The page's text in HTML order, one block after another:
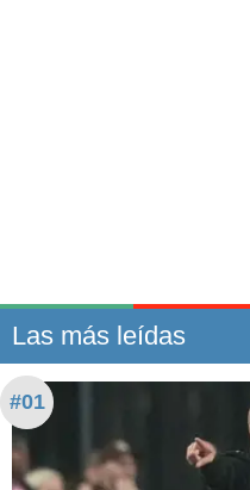
Las más leídas
#01